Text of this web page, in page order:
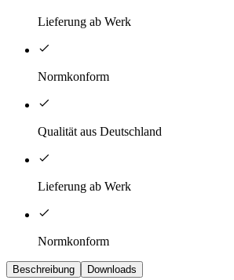
Lieferung ab Werk
Normkonform
Qualität aus Deutschland
Lieferung ab Werk
Normkonform
Beschreibung Downloads